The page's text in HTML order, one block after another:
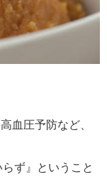
血圧予防など、
ず』ということ